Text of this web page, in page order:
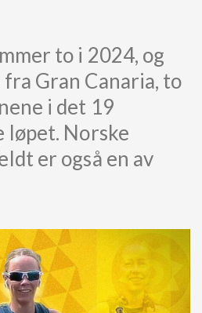
to i 2024, og
Gran Canaria, to
i det 19
løpet. Norske
er også en av